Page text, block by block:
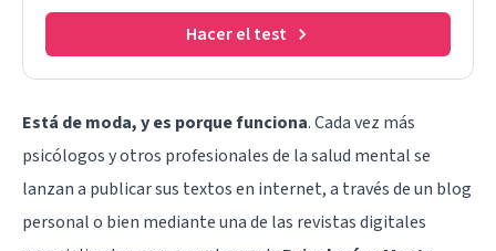
Hacer el test
Está de moda, y es porque funciona. Cada vez más
psicólogos y otros profesionales de la salud mental se
lanzan a publicar sus textos en internet, a través de un blog
personal o bien mediante una de las revistas digitales